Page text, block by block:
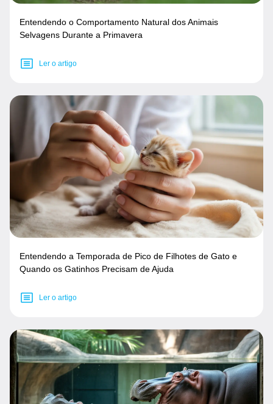
Entendendo o Comportamento Natural dos Animais
Selvagens Durante a Primavera
Ler o artigo
Entendendo a Temporada de Pico de Filhotes de Gato e
Quando os Gatinhos Precisam de Ajuda
Ler o artigo